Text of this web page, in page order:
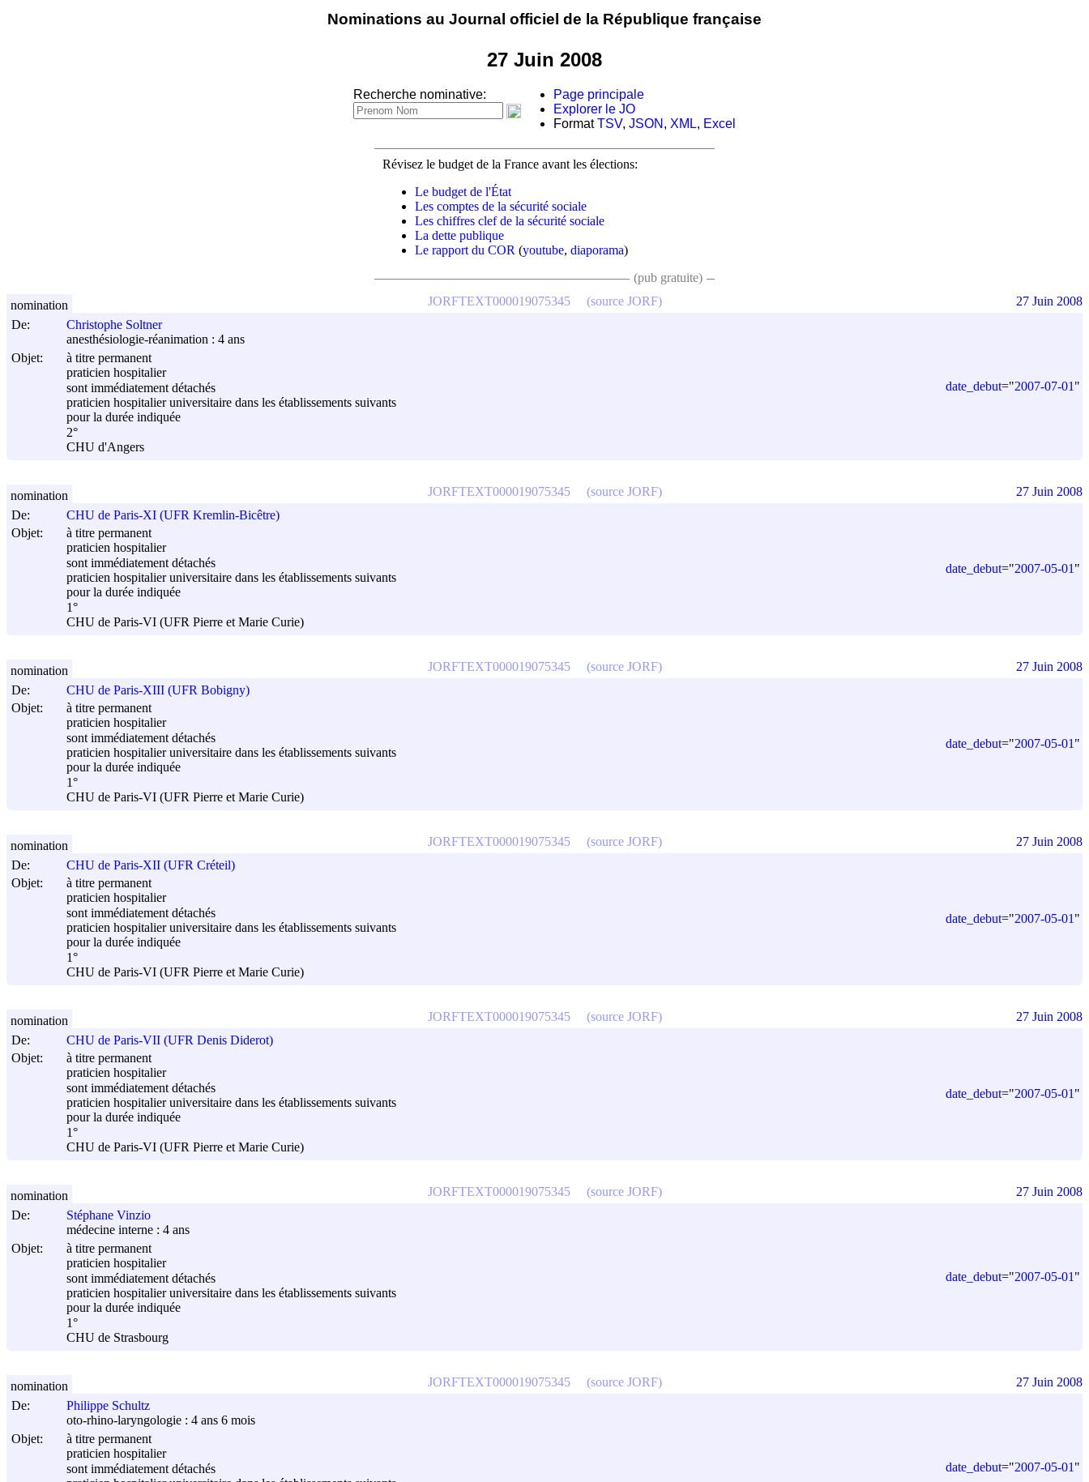
Nominations au Journal officiel de la République française
27 Juin 2008
Recherche nominative:
Page principale
Explorer le JO
FormatTSV, JSON , XML, Excel
Révisez le budget de la France avant les élections:
Le budget de l'État
Les comptes de la sécurité sociale
Les chiffres clef de la sécurité sociale
La dette publique
Le rapport du COR (youtube, diaporama)
(pub gratuite)
De:
Christophe Soltner
anesthésiologie-réanimation : 4 ans
Objet:
à titre permanent
praticien hospitalier
sont immédiatement détachés
praticien hospitalier universitaire dans les établissements suivants
pour la durée indiquée
2°
CHU d'Angers
date_debut="2007-07-01 "
JORFTEXT000019075345 (source JORF)
nomination 27 Juin 2008
De:
CHU de Paris-XI (UFR Kremlin-Bicêtre)
Objet:
à titre permanent
praticien hospitalier
sont immédiatement détachés
praticien hospitalier universitaire dans les établissements suivants
pour la durée indiquée
1°
CHU de Paris-VI (UFR Pierre et Marie Curie)
date_debut="2007-05-01 "
JORFTEXT000019075345 (source JORF)
nomination 27 Juin 2008
De:
CHU de Paris-XIII (UFR Bobigny)
Objet:
à titre permanent
praticien hospitalier
sont immédiatement détachés
praticien hospitalier universitaire dans les établissements suivants
pour la durée indiquée
1°
CHU de Paris-VI (UFR Pierre et Marie Curie)
date_debut="2007-05-01 "
JORFTEXT000019075345 (source JORF)
nomination 27 Juin 2008
De:
CHU de Paris-XII (UFR Créteil)
Objet:
à titre permanent
praticien hospitalier
sont immédiatement détachés
praticien hospitalier universitaire dans les établissements suivants
pour la durée indiquée
1°
CHU de Paris-VI (UFR Pierre et Marie Curie)
date_debut="2007-05-01 "
JORFTEXT000019075345 (source JORF)
nomination 27 Juin 2008
De:
CHU de Paris-VII (UFR Denis Diderot)
Objet:
à titre permanent
praticien hospitalier
sont immédiatement détachés
praticien hospitalier universitaire dans les établissements suivants
pour la durée indiquée
1°
CHU de Paris-VI (UFR Pierre et Marie Curie)
date_debut="2007-05-01 "
JORFTEXT000019075345 (source JORF)
nomination 27 Juin 2008
De:
Stéphane Vinzio
médecine interne : 4 ans
Objet:
à titre permanent
praticien hospitalier
sont immédiatement détachés
praticien hospitalier universitaire dans les établissements suivants
pour la durée indiquée
1°
CHU de Strasbourg
date_debut="2007-05-01 "
JORFTEXT000019075345 (source JORF)
nomination 27 Juin 2008
De:
Philippe Schultz
oto-rhino-laryngologie : 4 ans 6 mois
Objet:
à titre permanent
praticien hospitalier
sont immédiatement détachés
date_debut="2007-05-01 "
JORFTEXT000019075345 (source JORF)
nomination 27 Juin 2008